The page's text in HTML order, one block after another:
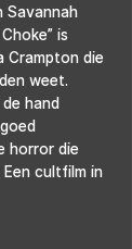
Savannah
is
Crampton die
weet.
hand
horror die
cultfilm in